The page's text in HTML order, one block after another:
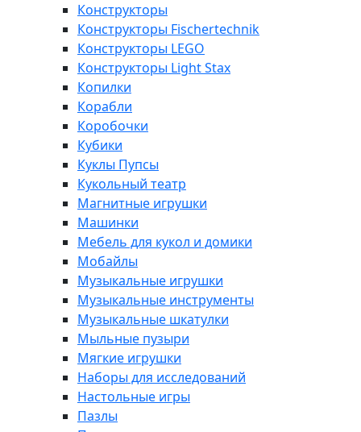
Конструкторы
Конструкторы Fisсhertechnik
Конструкторы LEGO
Конструкторы Light Stax
Копилки
Корабли
Коробочки
Кубики
Куклы Пупсы
Кукольный театр
Магнитные игрушки
Машинки
Мебель для кукол и домики
Мобайлы
Музыкальные игрушки
Музыкальные инструменты
Музыкальные шкатулки
Мыльные пузыри
Мягкие игрушки
Наборы для исследований
Настольные игры
Пазлы